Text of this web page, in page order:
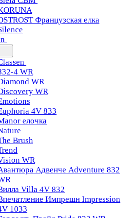
Французская елка
4 WR
WR
WR
4V 833
елочка
Brush
WR
Адвенче Adventure 832
Villa 4V 832
Импрешн Impression
1033